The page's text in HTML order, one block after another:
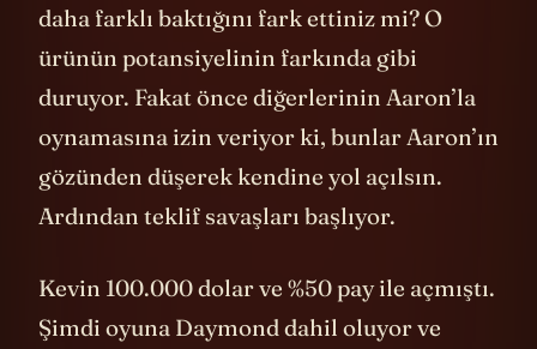
başından beri şu kadının, diğerlerinden
daha farklı baktığını fark ettiniz mi? O
ürünün potansiyelinin farkında gibi
duruyor. Fakat önce diğerlerinin Aaron’la
oynamasına izin veriyor ki, bunlar Aaron’ın
gözünden düşerek kendine yol açılsın.
Kevin 100.000 dolar ve %50 pay ile açmıştı.